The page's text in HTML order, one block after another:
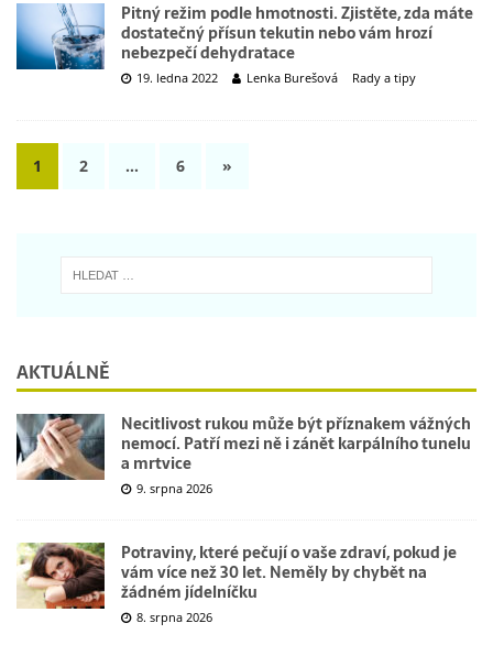
Pitný režim podle hmotnosti. Zjistěte, zda máte
dostatečný přísun tekutin nebo vám hrozí
nebezpečí dehydratace
19. ledna 2022 Lenka Burešová Rady a tipy
1 2 … 6 »
AKTUÁLNĚ
Necitlivost rukou může být příznakem vážných
nemocí. Patří mezi ně i zánět karpálního tunelu
a mrtvice
9. srpna 2026
Potraviny, které pečují o vaše zdraví, pokud je
vám více než 30 let. Neměly by chybět na
žádném jídelníčku
8. srpna 2026